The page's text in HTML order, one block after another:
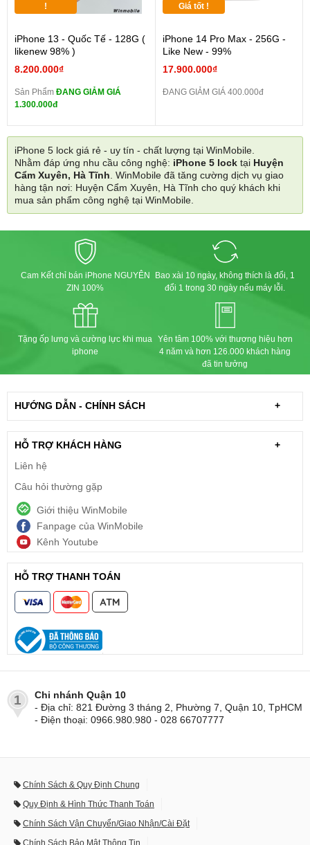
!
iPhone 13 - Quốc Tế - 128G (
likenew 98% )
8.200.000₫
Sản Phẩm ĐANG GIẢM GIÁ
1.300.000đ
Giá tốt !
iPhone 14 Pro Max - 256G -
Like New - 99%
17.900.000₫
ĐANG GIẢM GIÁ 400.000đ
iPhone 5 lock giá rẻ - uy tín - chất lượng tại WinMobile.
Nhằm đáp ứng nhu cầu công nghệ: iPhone 5 lock tại Huyện
Cẩm Xuyên, Hà Tĩnh. WinMobile đã tăng cường dịch vụ giao
hàng tận nơi: Huyện Cẩm Xuyên, Hà Tĩnh cho quý khách khi
mua sản phẩm công nghệ tại WinMobile.
Cam Kết chỉ bán iPhone NGUYÊN
ZIN 100%
Bao xài 10 ngày, không thích là đổi, 1
đổi 1 trong 30 ngày nếu máy lỗi.
Tặng ốp lưng và cường lực khi mua
iphone
Yên tâm 100% với thương hiệu hơn
4 năm và hơn 126.000 khách hàng
đã tin tưởng
HƯỚNG DẪN - CHÍNH SÁCH +
HỖ TRỢ KHÁCH HÀNG
+
Liên hệ
Câu hỏi thường gặp
Giới thiệu WinMobile
Fanpage của WinMobile
Kênh Youtube
HỖ TRỢ THANH TOÁN
1
Chi nhánh Quận 10
- Địa chỉ: 821 Đường 3 tháng 2, Phường 7, Quận 10, TpHCM
- Điện thoại: 0966.980.980 - 028 66707777
Chính Sách & Quy Định Chung
Quy Định & Hình Thức Thanh Toán
Chính Sách Vận Chuyển/Giao Nhận/Cài Đặt